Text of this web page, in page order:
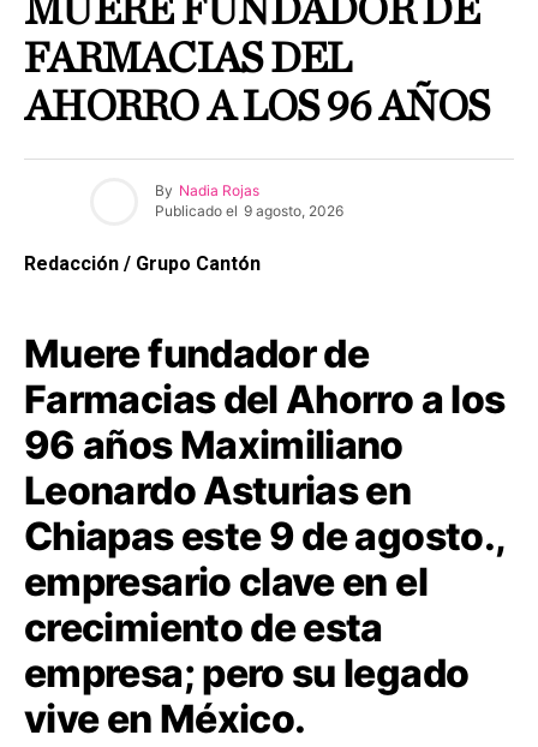
MUERE FUNDADOR DE
FARMACIAS DEL
AHORRO A LOS 96 AÑOS
By Nadia Rojas
Publicado el 9 agosto, 2026
Redacción / Grupo Cantón
Muere fundador de
Farmacias del Ahorro a los
96 años Maximiliano
Leonardo Asturias en
Chiapas este 9 de agosto.,
empresario clave en el
crecimiento de esta
empresa; pero su legado
vive en México.